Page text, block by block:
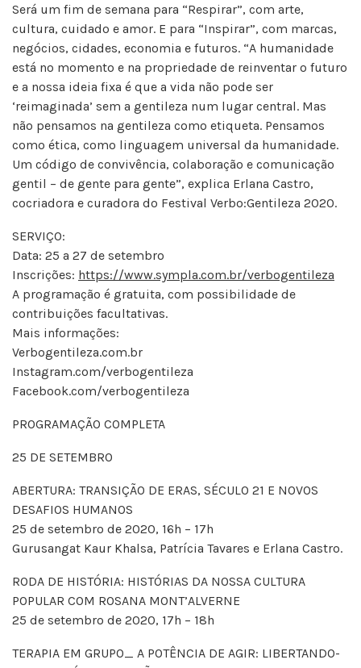
Será um fim de semana para “Respirar”, com arte,
cultura, cuidado e amor. E para “Inspirar”, com marcas,
negócios, cidades, economia e futuros. “A humanidade
está no momento e na propriedade de reinventar o futuro
e a nossa ideia fixa é que a vida não pode ser
‘reimaginada’ sem a gentileza num lugar central. Mas
não pensamos na gentileza como etiqueta. Pensamos
como ética, como linguagem universal da humanidade.
Um código de convivência, colaboração e comunicação
gentil – de gente para gente”, explica Erlana Castro,
cocriadora e curadora do Festival Verbo:Gentileza 2020.
SERVIÇO:
Data: 25 a 27 de setembro
Inscrições: https://www.sympla.com.br/verbogentileza
A programação é gratuita, com possibilidade de
contribuições facultativas.
Mais informações:
Verbogentileza.com.br
Instagram.com/verbogentileza
Facebook.com/verbogentileza
PROGRAMAÇÃO COMPLETA
25 DE SETEMBRO
ABERTURA: TRANSIÇÃO DE ERAS, SÉCULO 21 E NOVOS
DESAFIOS HUMANOS
25 de setembro de 2020, 16h – 17h
Gurusangat Kaur Khalsa, Patrícia Tavares e Erlana Castro.
RODA DE HISTÓRIA: HISTÓRIAS DA NOSSA CULTURA
POPULAR COM ROSANA MONT’ALVERNE
25 de setembro de 2020, 17h – 18h
TERAPIA EM GRUPO_ A POTÊNCIA DE AGIR: LIBERTANDO-